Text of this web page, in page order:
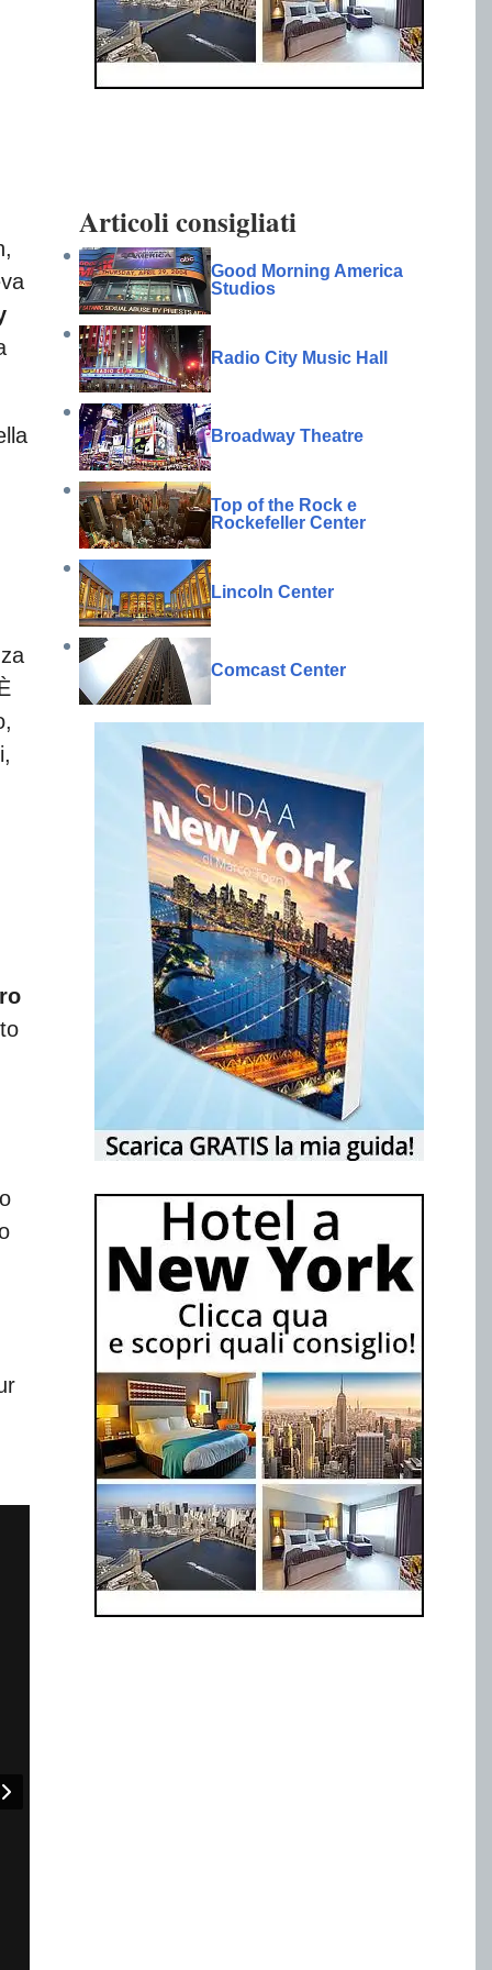
Articoli consigliati
Good Morning America
Studios
Radio City Music Hall
Broadway Theatre
Top of the Rock e
Rockefeller Center
Lincoln Center
Comcast Center